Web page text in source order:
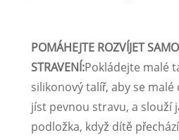
POMÁHEJTE ROZVÍJET
STRAVENÍ:Pokládejte malé
silikonový talíř, aby se
jíst pevnou stravu, a slouží
podložka, když dítě